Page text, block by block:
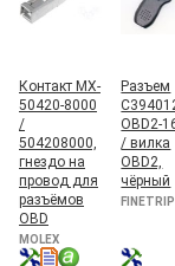
Контакт MX-
50420-8000
/
504208000,
гнездо на
провод для
разъёмов
OBD
MOLEX
Разъем
OBD2-
/ вилка
OBD2,
чёрный
FINETRIP